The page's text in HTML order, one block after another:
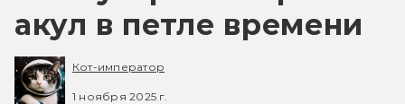
акул в петле времени
Кот-император
1 ноября 2025 г.